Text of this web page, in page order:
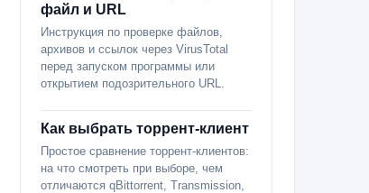
файл и URL
Инструкция по проверке файлов,
архивов и ссылок через VirusTotal
перед запуском программы или
открытием подозрительного URL.
Как выбрать торрент-клиент
Простое сравнение торрент-клиентов:
на что смотреть при выборе, чем
отличаются qBittorrent, Transmission,